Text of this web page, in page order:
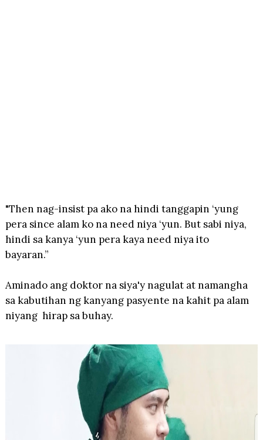
"Then nag-insist pa ako na hindi tanggapin ‘yung
pera since alam ko na need niya ‘yun. But sabi niya,
hindi sa kanya ‘yun pera kaya need niya ito
bayaran.”
Aminado ang doktor na siya'y nagulat at namangha
sa kabutihan ng kanyang pasyente na kahit pa alam
niyang hirap sa buhay.